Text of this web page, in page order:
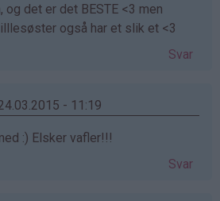
det er det BESTE <3 men
også har et slik et <3
Svar
- 11:19
:) Elsker vafler!!!
Svar